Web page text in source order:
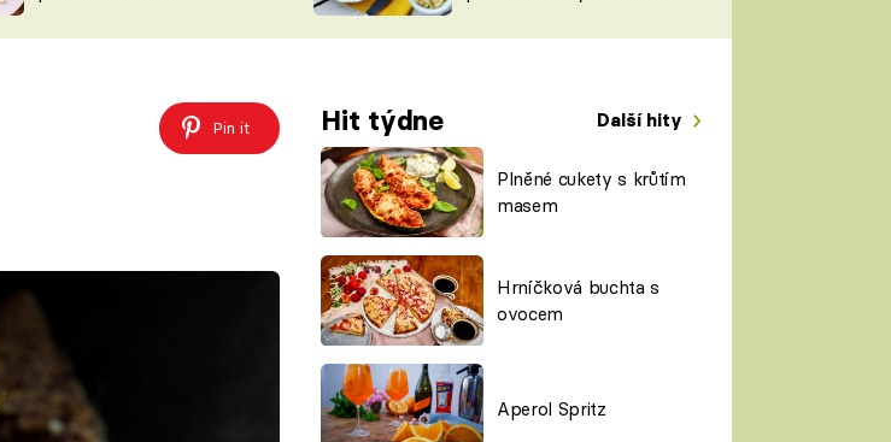
ŠÉFREDAKTORKY
ČASOPIS
Pin it Hit týdne Další hity
Plněné cukety s krůtím
masem
Hrníčková buchta s
ovocem
Aperol Spritz